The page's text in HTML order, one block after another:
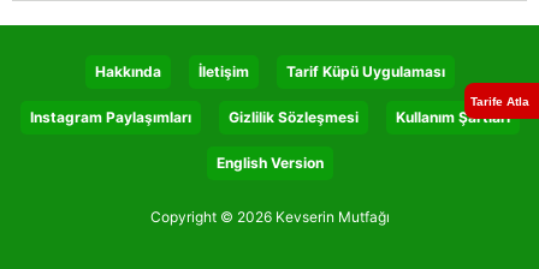
Tarife Atla
Hakkında İletişim Tarif Küpü Uygulaması
Instagram Paylaşımları Gizlilik Sözleşmesi Kullanım Şartları
English Version
Copyright © 2026 Kevserin Mutfağı